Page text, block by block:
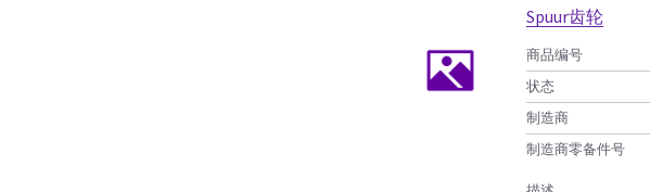
Spuur齿轮
商品编号
状态
制造商
制造商零备件号